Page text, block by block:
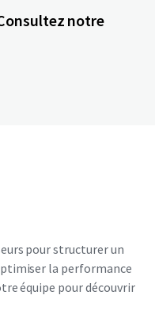
notre
pour structurer un
la performance
équipe pour découvrir